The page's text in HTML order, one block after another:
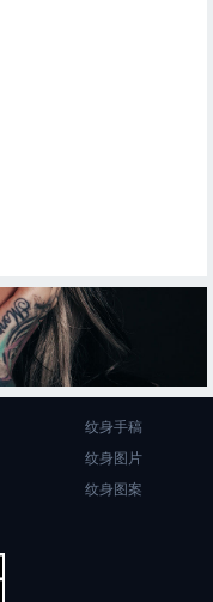
纹身手稿
纹身图片
纹身图案